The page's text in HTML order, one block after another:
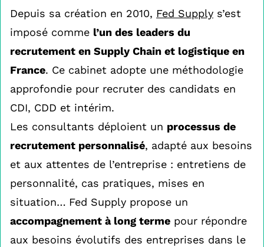
Depuis sa création en 2010, Fed Supply s’est
imposé comme l’un des leaders du
recrutement en Supply Chain et logistique en
France. Ce cabinet adopte une méthodologie
approfondie pour recruter des candidats en
CDI, CDD et intérim.
Les consultants déploient un processus de
recrutement personnalisé, adapté aux besoins
et aux attentes de l’entreprise : entretiens de
personnalité, cas pratiques, mises en
situation… Fed Supply propose un
accompagnement à long terme pour répondre
aux besoins évolutifs des entreprises dans le